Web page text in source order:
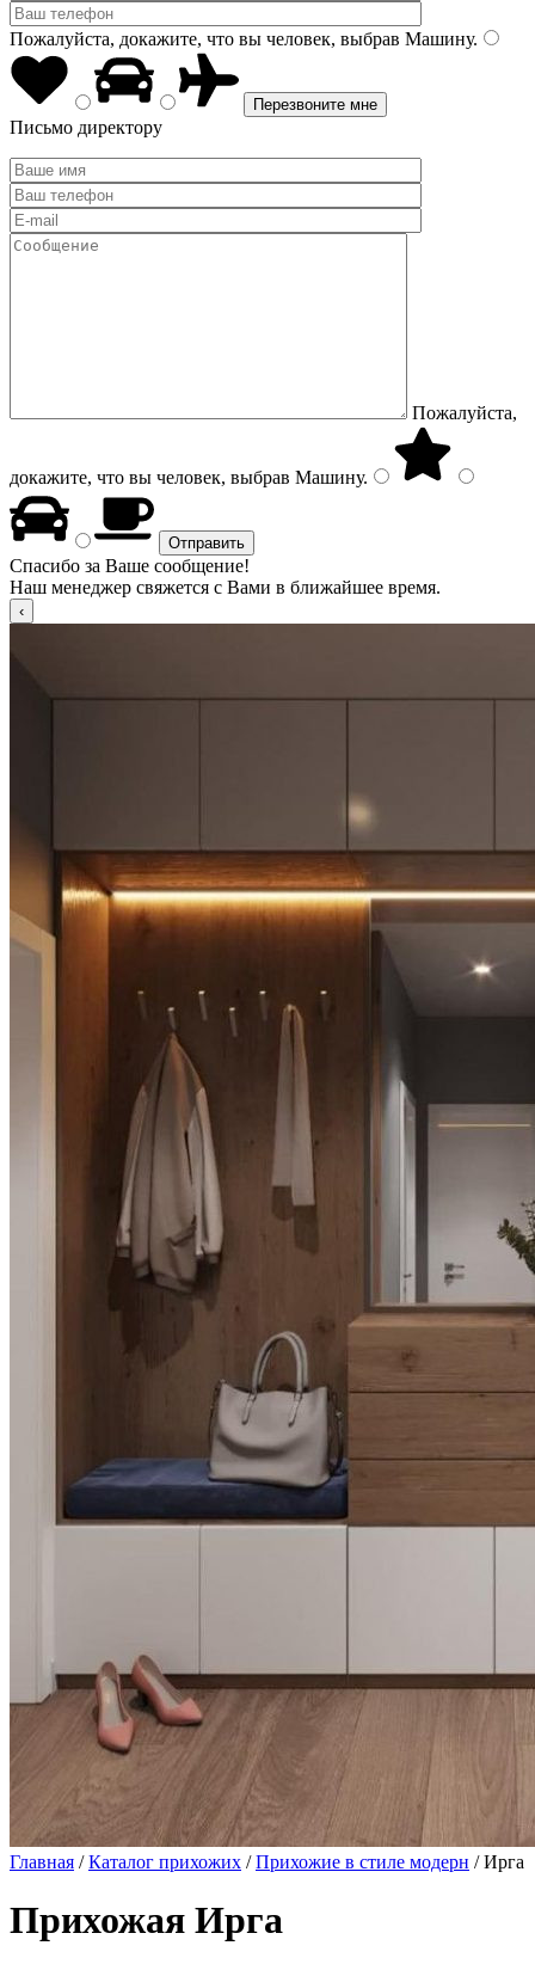
Пожалуйста, докажите, что вы человек, выбрав Машину.
Письмо директору
Пожалуйста,
докажите, что вы человек, выбрав Машину.
Спасибо за Ваше сообщение!
Наш менеджер свяжется с Вами в ближайшее время.
Главная /Каталог прихожих /Прихожие в стиле модерн / Ирга
Прихожая Ирга